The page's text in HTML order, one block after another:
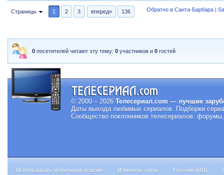
Страницы 1 2 3 вперед» 136 Обратно в Санта-Барбара |
0 посетителей читают эту тему:0 участников и0 гостей
© 2000 – 2026 Телесериал.com — лучшие
Даты выхода любимых сериалов. Подборки
Сообщество поклонников телесериалов:
Использовать мобильную версию Изменить стиль Русский (RU)